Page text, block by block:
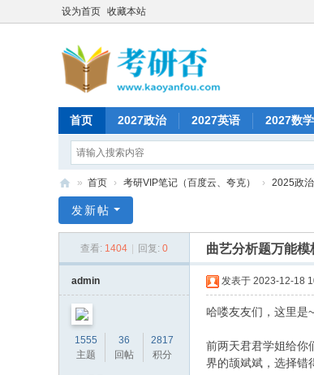
设为首页 收藏本站
首页 2027政治 2027英语 2027数学
研
» 首页 › 考研VIP笔记（百度云、夸克） › 2025政
发新帖
查看: 1404 回复: 0 曲艺分析题万能
admin
1555
主题
36
回帖
2817
积分
发表于 2023-12-18
哈喽友友们，这里是~
前两天君君学姐给你
界的颉斌斌，选择错